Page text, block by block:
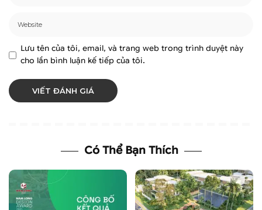
Lưu tên của tôi, email, và trang web trong trình duyệt này
cho lần bình luận kế tiếp của tôi.
Có Thể Bạn Thích